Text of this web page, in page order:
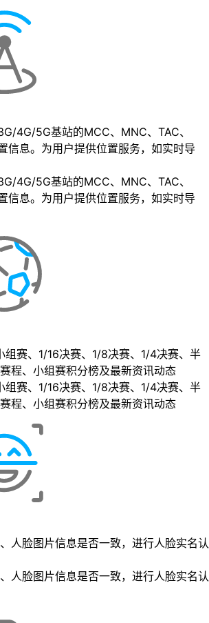
4G/5G基站的MCC、MNC、TAC、
信息。为用户提供位置服务，如实时导
4G/5G基站的MCC、MNC、TAC、
信息。为用户提供位置服务，如实时导
赛、1/16决赛、1/8决赛、1/4决赛、半
程、小组赛积分榜及最新资讯动态
赛、1/16决赛、1/8决赛、1/4决赛、半
程、小组赛积分榜及最新资讯动态
人脸图片信息是否一致，进行人脸实名认
人脸图片信息是否一致，进行人脸实名认